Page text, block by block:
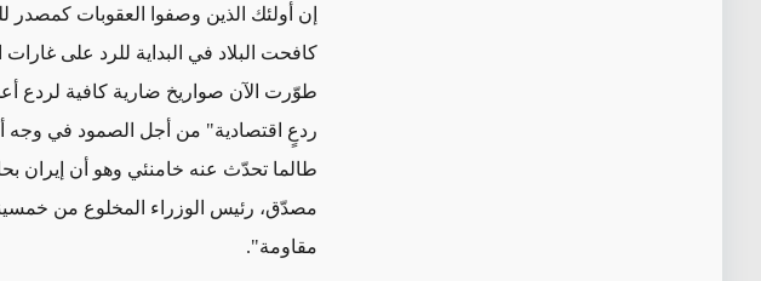
إن أولئك الذين وصفوا العقوبات كمصدر
كافحت البلاد في البداية للرد على غارات
طوّرت الآن صواريخ ضارية كافية لردع
ردعٍ اقتصادية" من أجل الصمود في وجه
طالما تحدّث عنه خامنئي وهو أن إيران
مصدّق، رئيس الوزراء المخلوع من
مقاومة".